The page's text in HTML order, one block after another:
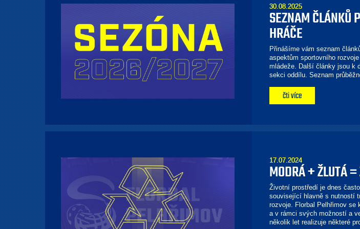
30.08.2025
SEZNAM ČLÁNKŮ
HRÁČE
Přinášíme vám seznam
aspektům sportovního
mládeže. Další články jsou k
sekci oddílu. Seznam
čti více
17.07.2024
MODRÁ + ŽLUTÁ
Životní prostředí je dnes
související hlavně s nutností
rozvoje. Florbal Pelhřimov se
a v rámci svých možností a
několik let realizuje některé